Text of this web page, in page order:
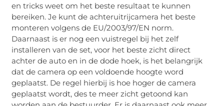
en tricks weet om het beste resultaat te kunnen
bereiken. Je kunt de achteruitrijcamera het beste
monteren volgens de EU/2003/97/EN norm.
Daarnaast is er nog een vuistregel bij het zelf
installeren van de set, voor het beste zicht direct
achter de auto en in de dode hoek, is het belangrijk
dat de camera op een voldoende hoogte word
geplaatst. De regel hierbij is hoe hoger de camera
geplaatst wordt, des te meer zicht getoond kan